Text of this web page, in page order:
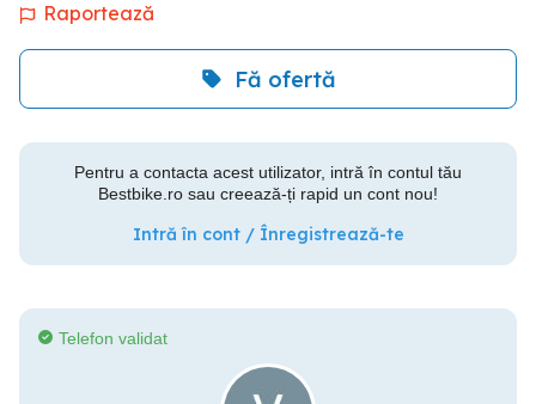
Raportează
Fă ofertă
Pentru a contacta acest utilizator, intră în contul tău
Bestbike.ro sau creează-ți rapid un cont nou!
Intră în cont / Înregistrează-te
Telefon validat